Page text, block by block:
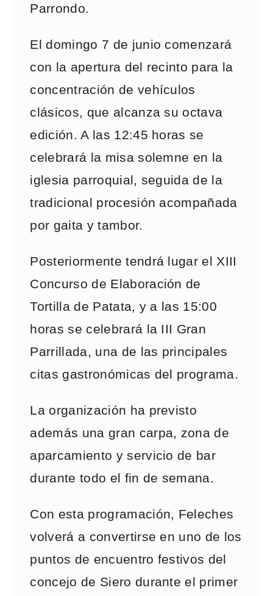
Parrondo.
El domingo 7 de junio comenzará
con la apertura del recinto para la
concentración de vehículos
clásicos, que alcanza su octava
edición. A las 12:45 horas se
celebrará la misa solemne en la
iglesia parroquial, seguida de la
tradicional procesión acompañada
por gaita y tambor.
Posteriormente tendrá lugar el XIII
Concurso de Elaboración de
Tortilla de Patata, y a las 15:00
horas se celebrará la III Gran
Parrillada, una de las principales
citas gastronómicas del programa.
La organización ha previsto
además una gran carpa, zona de
aparcamiento y servicio de bar
durante todo el fin de semana.
Con esta programación, Feleches
volverá a convertirse en uno de los
puntos de encuentro festivos del
concejo de Siero durante el primer